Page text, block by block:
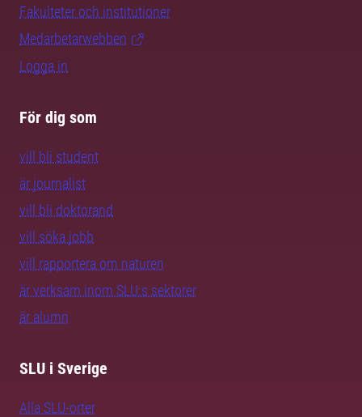
Fakulteter och institutioner
Medarbetarwebben
Logga in
För dig som
vill bli student
är journalist
vill bli doktorand
vill söka jobb
vill rapportera om naturen
är verksam inom SLU:s sektorer
är alumn
SLU i Sverige
Alla SLU-orter